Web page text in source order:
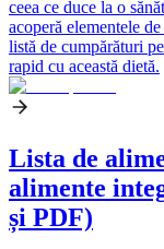
ceea ce duce la o
acoperă elementele
listă de cumpărături
rapid cu această dietă.
Lista de
alimente
și PDF)